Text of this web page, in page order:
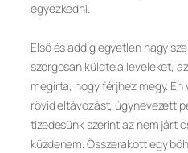
egyezkedni.
Első és addig egyetlen nagy
szorgosan küldte a leveleket,
megírta, hogy férjhez megy.
rövid eltávozást, úgynevezett
tizedesünk szerint az nem járt
küzdenem. Összerakott egy